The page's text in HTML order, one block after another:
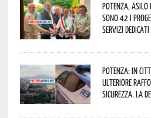
Potenza,
sono 42 i
servizi
Potenza: in
ulteriore
sicurezza. La